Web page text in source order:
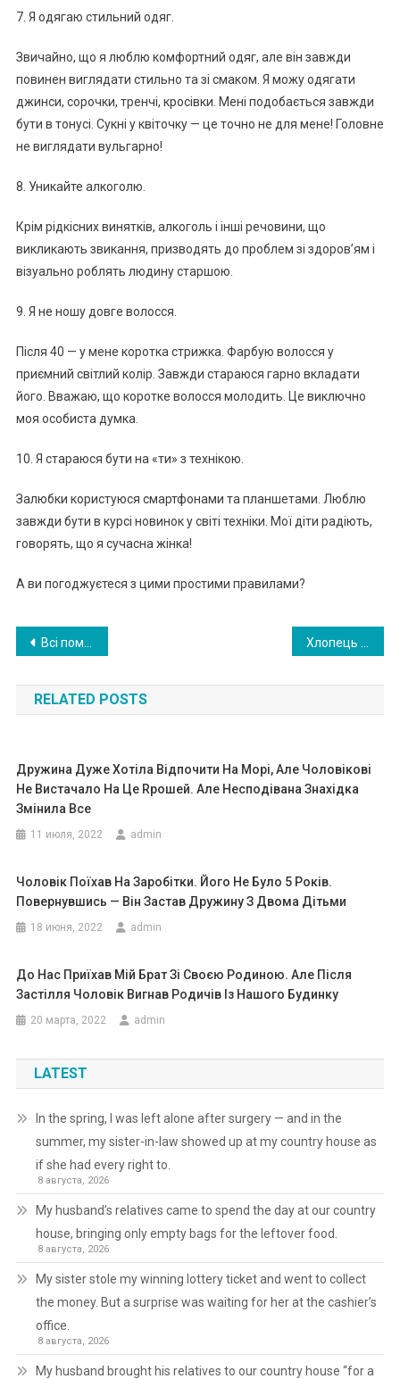
7. Я одягаю стильний одяг.
Звичайно, що я люблю комфортний одяг, але він завжди
повинен виглядати стильно та зі смаком. Я можу одягати
джинси, сорочки, тренчі, кросівки. Мені подобається завжди
бути в тонусі. Сукні у квіточку — це точно не для мене! Головне
не виглядати вульгарно!
8. Уникайте алкоголю.
Крім рідкісних винятків, алкоголь і інші речовини, що
викликають звикання, призводять до проблем зі здоров’ям і
візуально роблять людину старшою.
9. Я не ношу довге волосся.
Після 40 — у мене коротка стрижка. Фарбую волосся у
приємний світлий колір. Завжди стараюся гарно вкладати
його. Вважаю, що коротке волосся молодить. Це виключно
моя особиста думка.
10. Я стараюся бути на «ти» з технікою.
Залюбки користуюся смартфонами та планшетами. Люблю
завжди бути в курсі новинок у світі техніки. Мої діти радіють,
говорять, що я сучасна жінка!
А ви погоджуєтеся з цими простими правилами?
Навигация
по
записям
Всі помітили, що на зустріч однокласників не прийшла лише новенька Ніла, але через це ніхто й не засмутився, бо з нею мало хто товаришував, лише глузували, але посередині вечора, двері відк рилися й увійшла. ФОТО
RELATED POSTS
Дружина Дуже Хотіла Відпочити На Морі, Але Чоловікові
Не Вистачало На Це Rрошей. Але Несподівана Знахідка
Змінила Все
11 июля, 2022 admin
Чоловік Поїхав На Заробітки. Його Не Було 5 Років.
Повернувшись — Він Застав Дружину З Двома Дітьми
18 июня, 2022 admin
До Нас Приїхав Мій Брат Зі Своєю Родиною. Але Після
Застілля Чоловік Вигнав Родичів Із Нашого Будинку
20 марта, 2022 admin
LATEST
In the spring, I was left alone after surgery — and in the
summer, my sister-in-law showed up at my country house as
if she had every right to.
8 августа, 2026
My husband’s relatives came to spend the day at our country
house, bringing only empty bags for the leftover food.
8 августа, 2026
My sister stole my winning lottery ticket and went to collect
the money. But a surprise was waiting for her at the cashier’s
office.
8 августа, 2026
My husband brought his relatives to our country house “for a